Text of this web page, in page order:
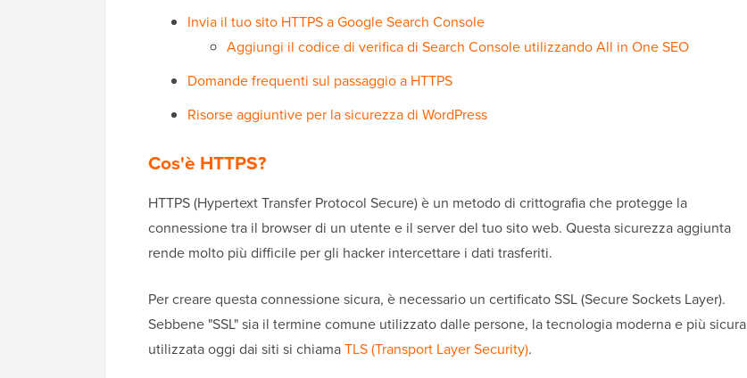
Invia il tuo sito HTTPS a Google Search Console
Aggiungi il codice di verifica di Search Console utilizzando All in One SEO
Domande frequenti sul passaggio a HTTPS
Risorse aggiuntive per la sicurezza di WordPress
Cos'è HTTPS?
HTTPS (Hypertext Transfer Protocol Secure) è un metodo di crittografia che protegge la
connessione tra il browser di un utente e il server del tuo sito web. Questa sicurezza aggiunta
rende molto più difficile per gli hacker intercettare i dati trasferiti.
Per creare questa connessione sicura, è necessario un certificato SSL (Secure Sockets Layer).
Sebbene "SSL" sia il termine comune utilizzato dalle persone, la tecnologia moderna e più sicura
utilizzata oggi dai siti si chiamaTLS (Transport Layer Security).